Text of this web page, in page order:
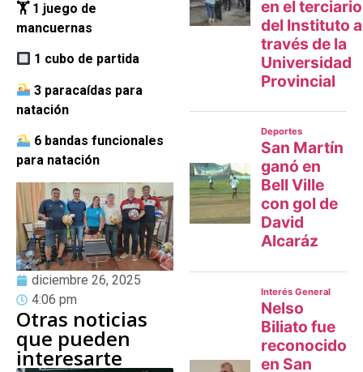
🏋️ 1 juego de
mancuernas
1 cubo de partida
3 paracaídas para
natación
6 bandas funcionales
para natación
diciembre 26, 2025
4:06 pm
Otras noticias
que pueden
interesarte